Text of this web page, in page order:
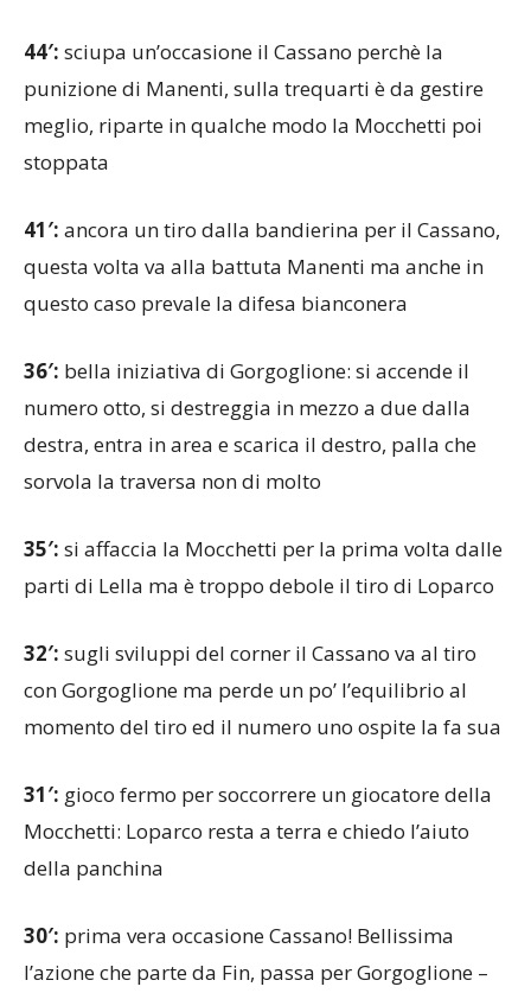
44′: sciupa un’occasione il Cassano perchè la
punizione di Manenti, sulla trequarti è da gestire
meglio, riparte in qualche modo la Mocchetti poi
stoppata
41′: ancora un tiro dalla bandierina per il Cassano,
questa volta va alla battuta Manenti ma anche in
questo caso prevale la difesa bianconera
36′: bella iniziativa di Gorgoglione: si accende il
numero otto, si destreggia in mezzo a due dalla
destra, entra in area e scarica il destro, palla che
sorvola la traversa non di molto
35′: si affaccia la Mocchetti per la prima volta dalle
parti di Lella ma è troppo debole il tiro di Loparco
32′: sugli sviluppi del corner il Cassano va al tiro
con Gorgoglione ma perde un po’ l’equilibrio al
momento del tiro ed il numero uno ospite la fa sua
31′: gioco fermo per soccorrere un giocatore della
Mocchetti: Loparco resta a terra e chiedo l’aiuto
della panchina
30′: prima vera occasione Cassano! Bellissima
l’azione che parte da Fin, passa per Gorgoglione –